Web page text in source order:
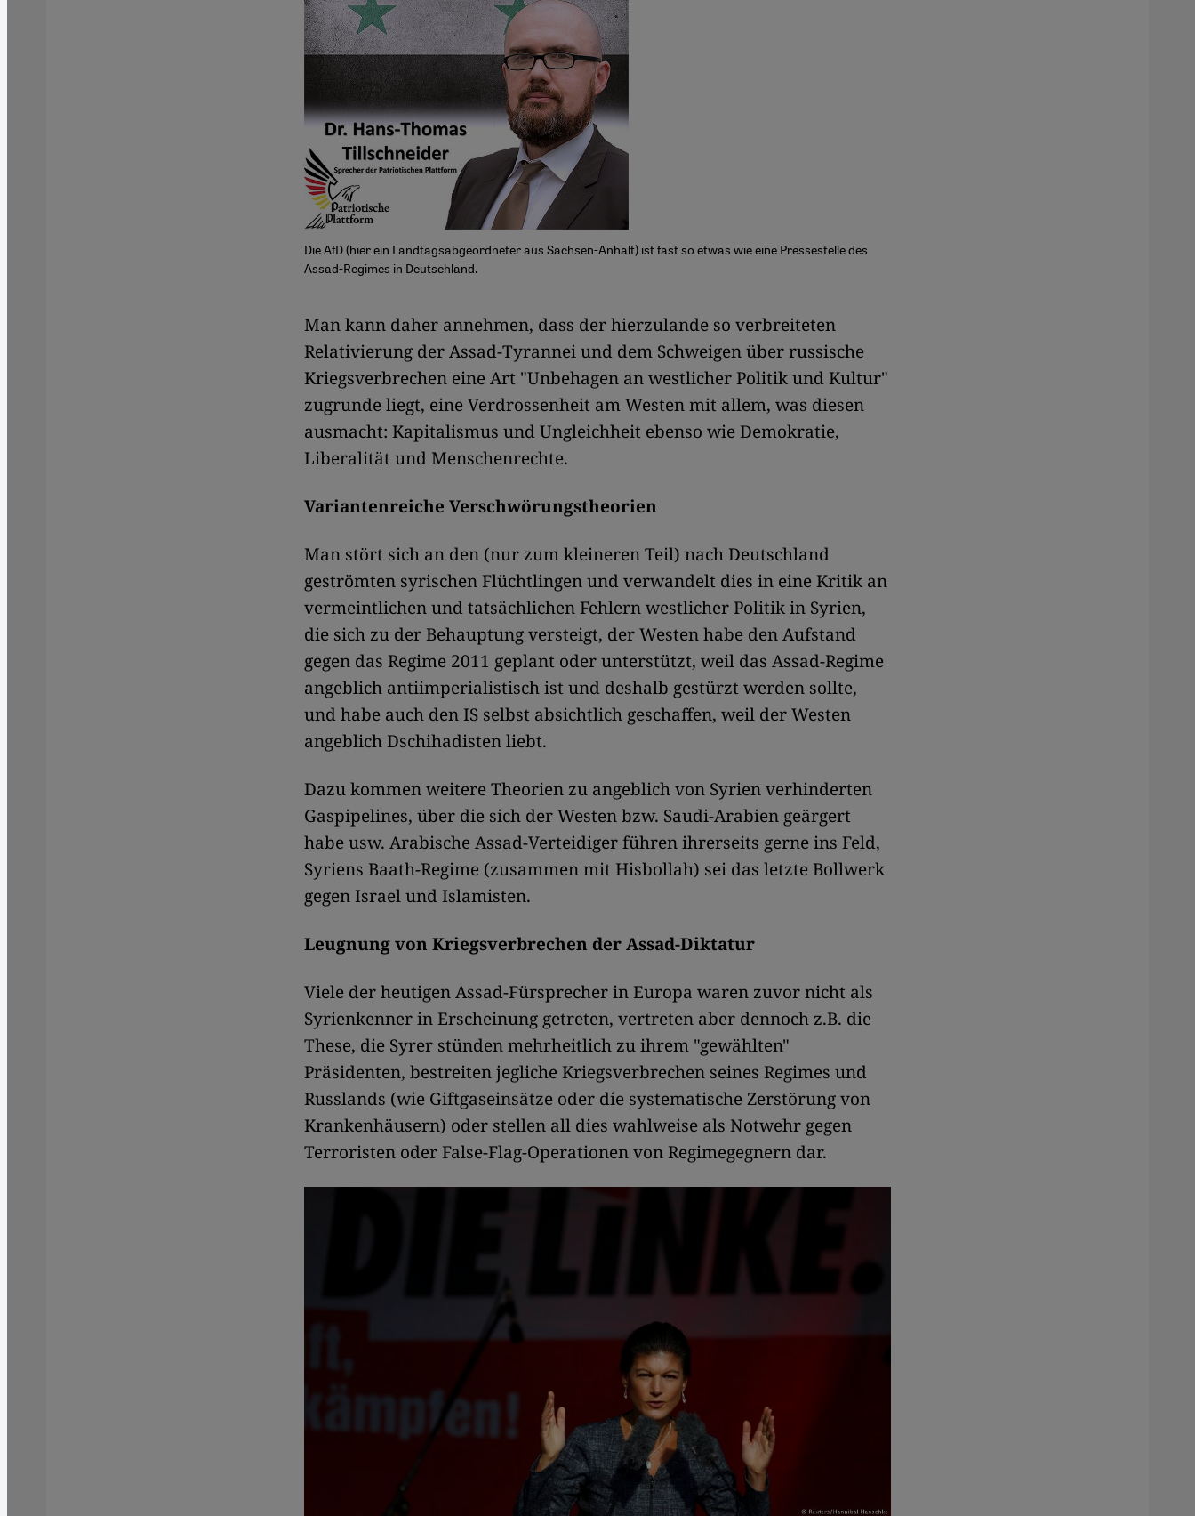
Die AfD (hier ein Landtagsabgeordneter aus Sachsen-Anhalt) ist fast so etwas wie eine Pressestelle des
Assad-Regimes in Deutschland.
Man kann daher annehmen, dass der hierzulande so verbreiteten
Relativierung der Assad-Tyrannei und dem Schweigen über russische
Kriegsverbrechen eine Art "Unbehagen an westlicher Politik und Kultur"
zugrunde liegt, eine Verdrossenheit am Westen mit allem, was diesen
ausmacht: Kapitalismus und Ungleichheit ebenso wie Demokratie,
Liberalität und Menschenrechte.
Variantenreiche Verschwörungstheorien
Man stört sich an den (nur zum kleineren Teil) nach Deutschland
geströmten syrischen Flüchtlingen und verwandelt dies in eine Kritik an
vermeintlichen und tatsächlichen Fehlern westlicher Politik in Syrien,
die sich zu der Behauptung versteigt, der Westen habe den Aufstand
gegen das Regime 2011 geplant oder unterstützt, weil das Assad-Regime
angeblich antiimperialistisch ist und deshalb gestürzt werden sollte,
und habe auch den IS selbst absichtlich geschaffen, weil der Westen
angeblichDschihadisten liebt.
Dazu kommen weitere Theorien zu angeblich von Syrien verhinderten
Gaspipelines, über die sich der Westen bzw. Saudi-Arabien geärgert
habe usw. Arabische Assad-Verteidiger führen ihrerseits gerne ins Feld,
Syriens Baath-Regime (zusammen mit Hisbollah) sei das letzte Bollwerk
gegen Israel und Islamisten.
Leugnung von Kriegsverbrechen der Assad-Diktatur
Viele der heutigen Assad-Fürsprecher in Europa waren zuvor nicht als
Syrienkenner in Erscheinung getreten, vertreten aber dennoch z.B. die
These, die Syrer stünden mehrheitlich zu ihrem "gewählten"
Präsidenten, bestreiten jegliche Kriegsverbrechen seines Regimes und
Russlands (wie Giftgaseinsätze oder die systematische Zerstörung von
Krankenhäusern) oder stellen all dies wahlweise als Notwehr gegen
Terroristen oder False-Flag-Operationen von Regimegegnern dar.